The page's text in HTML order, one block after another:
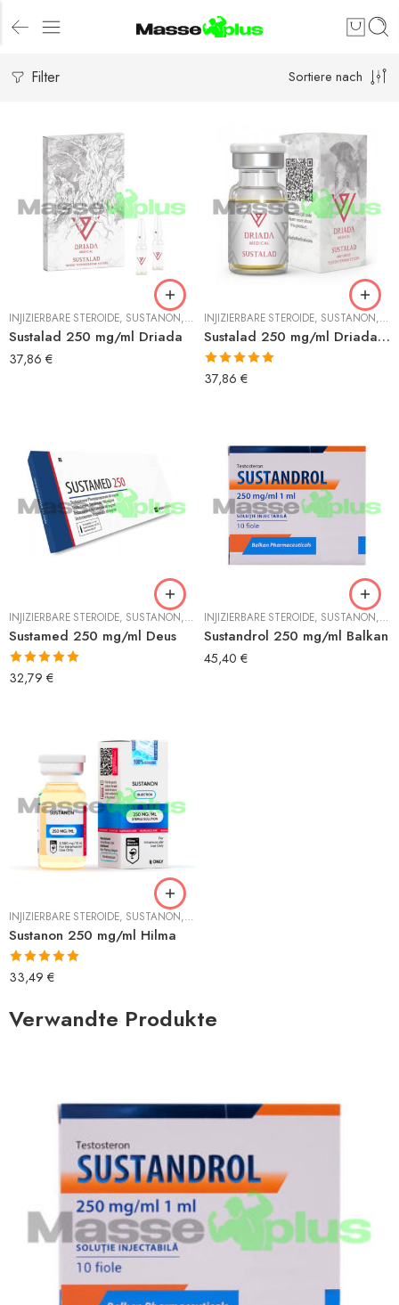
Filter Sortiere nach
INJIZIERBARE STEROIDE, SUSTANON, TESTOSTERON
Sustalad 250 mg/ml Driada
37,86 €
INJIZIERBARE STEROIDE, SUSTANON,
Sustalad 250 mg/ml Driada fläschchen
Bewertet mit
37,86 €
INJIZIERBARE STEROIDE, SUSTANON, TESTOSTERON
Sustamed 250 mg/ml Deus
Bewertet mit
32,79 €
INJIZIERBARE STEROIDE, SUSTANON,
Sustandrol 250 mg/ml Balkan
45,40 €
INJIZIERBARE STEROIDE, SUSTANON, TESTOSTERON
Sustanon 250 mg/ml Hilma
Bewertet mit
33,49 €
Verwandte Produkte